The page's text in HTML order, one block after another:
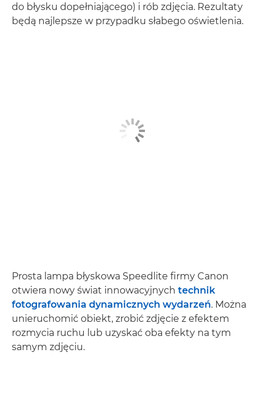
do błysku dopełniającego) i rób zdjęcia. Rezultaty
będą najlepsze w przypadku słabego oświetlenia.
Prosta lampa błyskowa Speedlite firmy Canon
otwiera nowy świat innowacyjnych technik
fotografowania dynamicznych wydarzeń. Można
unieruchomić obiekt, zrobić zdjęcie z efektem
rozmycia ruchu lub uzyskać oba efekty na tym
samym zdjęciu.